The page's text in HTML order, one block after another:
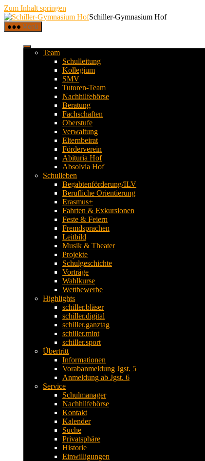
Zum Inhalt springen
Schiller-Gymnasium Hof
Menü
Team
Schulleitung
Kollegium
SMV
Tutoren-Team
Nachhilfebörse
Beratung
Fachschaften
Oberstufe
Verwaltung
Elternbeirat
Förderverein
Abituria Hof
Absolvia Hof
Schulleben
Begabtenförderung/ILV
Berufliche Orientierung
Erasmus+
Fahrten & Exkursionen
Feste & Feiern
Fremdsprachen
Leitbild
Musik & Theater
Projekte
Schulgeschichte
Vorträge
Wahlkurse
Wettbewerbe
Highlights
schiller.bläser
schiller.digital
schiller.ganztag
schiller.mint
schiller.sport
Übertritt
Informationen
Vorabanmeldung Jgst. 5
Anmeldung ab Jgst. 6
Service
Schulmanager
Nachhilfebörse
Kontakt
Kalender
Suche
Privatsphäre
Historie
Einwilligungen